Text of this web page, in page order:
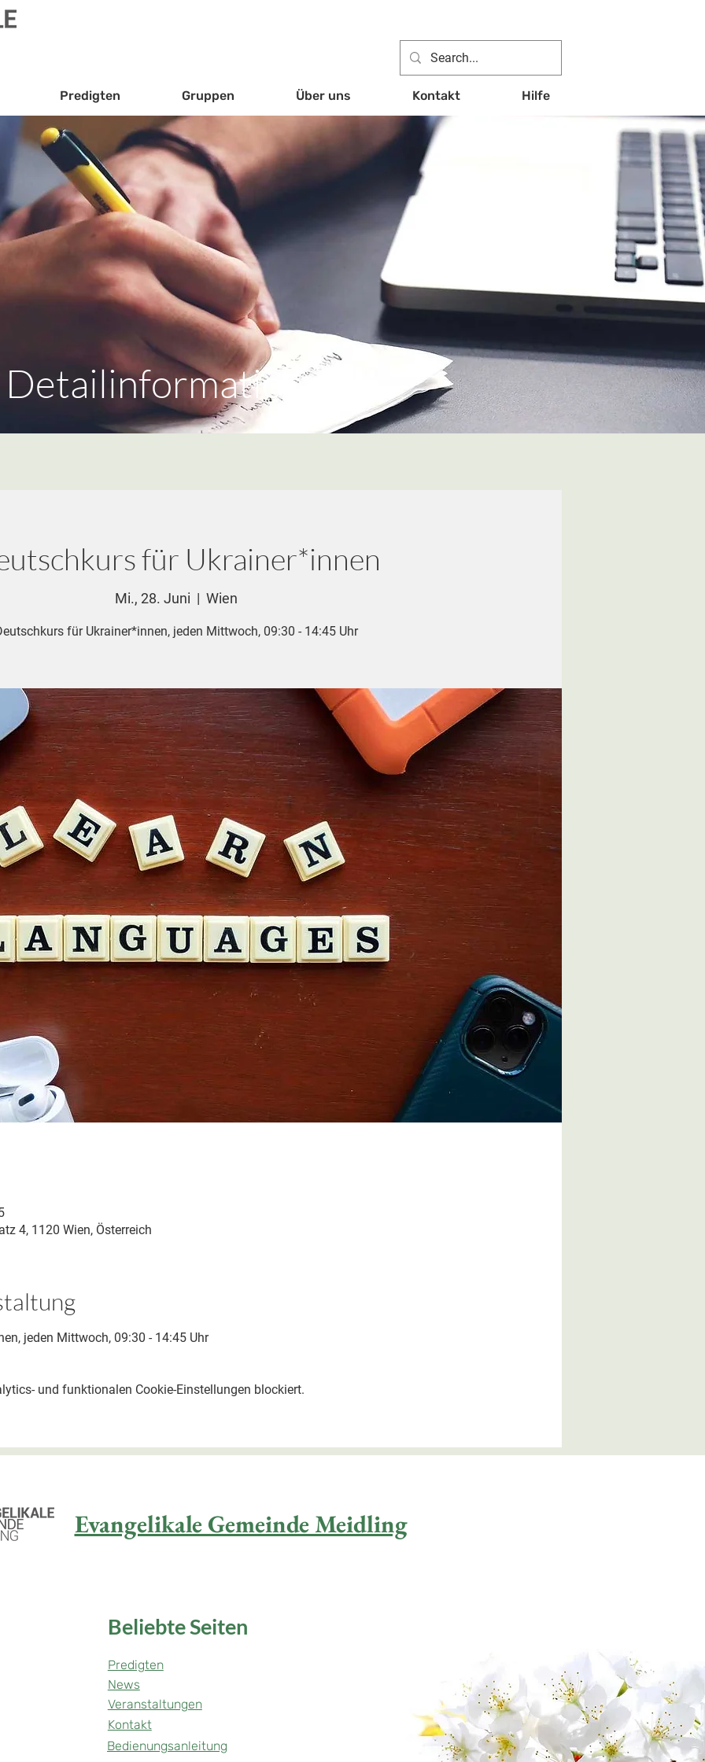
Predigten Gruppen Über uns Kontakt Hilfe
Detailinformationen
für Ukrainer*innen
Mi., 28. Juni
  |
Wien
für Ukrainer*innen, jeden Mittwoch, 09:30 - 14:45 Uhr
4, 1120 Wien, Österreich
jeden Mittwoch, 09:30 - 14:45 Uhr
und funktionalen Cookie-Einstellungen blockiert.
Evangelikale Gemeinde Meidling
Beliebte Seiten
Predigten
News
Veranstaltungen
Kontakt
Bedienungsanleitung